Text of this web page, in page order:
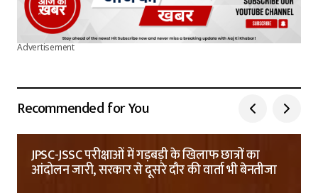
Advertisement
Recommended for You
JPSC-JSSC परीक्षाओं में गड़बड़ी के खिलाफ छात्रों का
आंदोलन जारी, सरकार से दूसरे दौर की वार्ता भी बेनतीजा